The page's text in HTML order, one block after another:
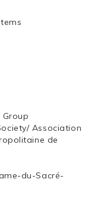
Association
de
du-Sacré-